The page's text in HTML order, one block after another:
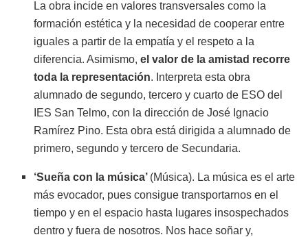
La obra incide en valores transversales como la
formación estética y la necesidad de cooperar entre
iguales a partir de la empatía y el respeto a la
diferencia. Asimismo,el valor de la amistad recorre
toda la representación. Interpreta esta obra
alumnado de segundo, tercero y cuarto de ESO del
IES San Telmo, con la dirección de José Ignacio
Ramírez Pino. Esta obra está dirigida a alumnado de
primero, segundo y tercero de Secundaria.
‘Sueña con la música’ (Música). La música es el arte
más evocador, pues consigue transportarnos en el
tiempo y en el espacio hasta lugares insospechados
dentro y fuera de nosotros. Nos hace soñar y,